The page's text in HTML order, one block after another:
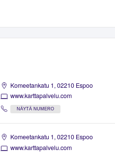
Komeetankatu 1, 02210 Espoo
www.karttapalvelu.com
NÄYTÄ NUMERO
Komeetankatu 1, 02210 Espoo
www.karttapalvelu.com